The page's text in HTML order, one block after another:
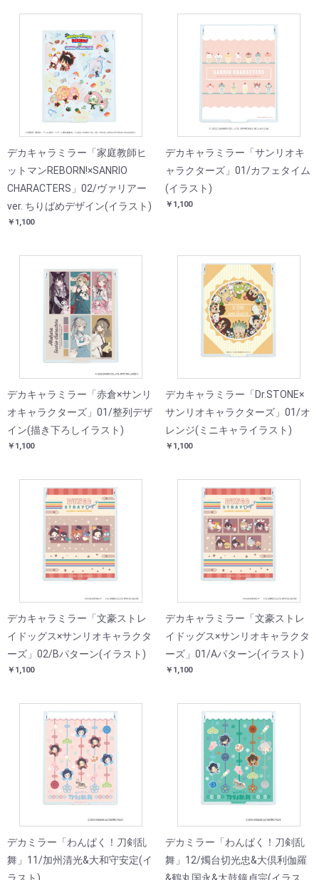
デカキャラミラー「家庭教師ヒ
ットマンREBORN!×SANRIO
CHARACTERS」02/ヴァリアー
ver. ちりばめデザイン(イラスト)
￥1,100
デカキャラミラー「サンリオキ
ャラクターズ」01/カフェタイム
(イラスト)
￥1,100
デカキャラミラー「赤倉×サンリ
オキャラクターズ」01/整列デザ
イン(描き下ろしイラスト)
￥1,100
デカキャラミラー「Dr.STONE×
サンリオキャラクターズ」01/オ
レンジ(ミニキャライラスト)
￥1,100
デカキャラミラー「文豪ストレ
イドッグス×サンリオキャラクタ
ーズ」02/Bパターン(イラスト)
￥1,100
デカキャラミラー「文豪ストレ
イドッグス×サンリオキャラクタ
ーズ」01/Aパターン(イラスト)
￥1,100
デカミラー「わんぱく！刀剣乱
舞」11/加州清光&大和守安定(イ
デカミラー「わんぱく！刀剣乱
舞」12/燭台切光忠&大倶利伽羅